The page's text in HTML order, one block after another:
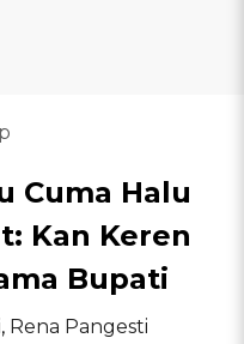
Cuma Halu
Kan Keren
Bupati
, Rena Pangesti